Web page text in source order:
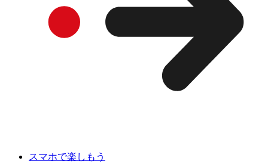
スマホで楽しもう